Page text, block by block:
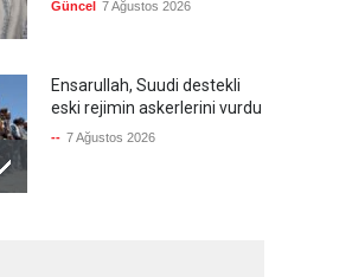
Güncel 7 Ağustos 2026
Ensarullah, Suudi destekli
eski rejimin askerlerini vurdu
-- 7 Ağustos 2026